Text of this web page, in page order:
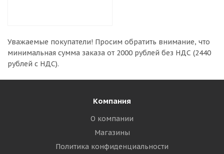
Уважаемые покупатели! Просим обратить внимание, что
минимальная сумма заказа от 2000 рублей без НДС (2440
рублей с НДС).
Компания
О компании
Магазины
Политика конфиденциальности